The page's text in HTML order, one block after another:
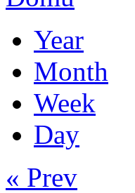
Year
Month
Week
Day
« Prev